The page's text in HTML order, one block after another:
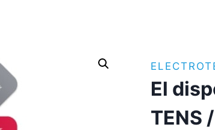
El
TENS